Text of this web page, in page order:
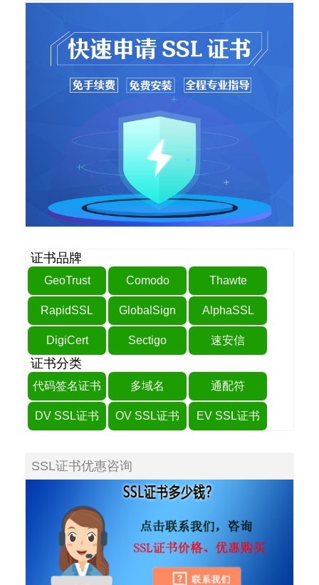
证书品牌
GeoTrust Comodo Thawte
RapidSSL GlobalSign AlphaSSL
DigiCert Sectigo 速安信
证书分类
代码签名证书 多域名 通配符
DV SSL证书 OV SSL证书 EV SSL证书
SSL证书优惠咨询